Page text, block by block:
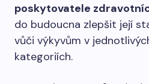
poskytovatele
do budoucna zlepšit její
vůči výkyvům v
kategoriích.